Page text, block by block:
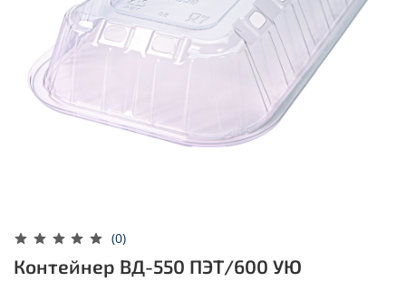
(0)
Контейнер ВД-550 ПЭТ/600 УЮ